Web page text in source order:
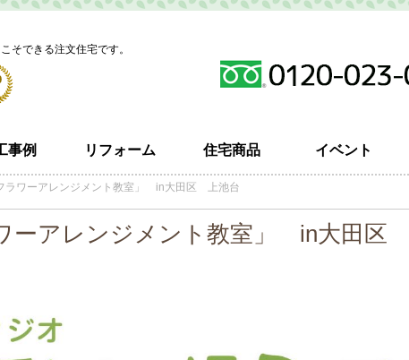
そできる注文住宅です。
事例 リフォーム 住宅商品 イベント
ラワーアレンジメント教室」 in大田区 上池台
ーアレンジメント教室」 in大田区